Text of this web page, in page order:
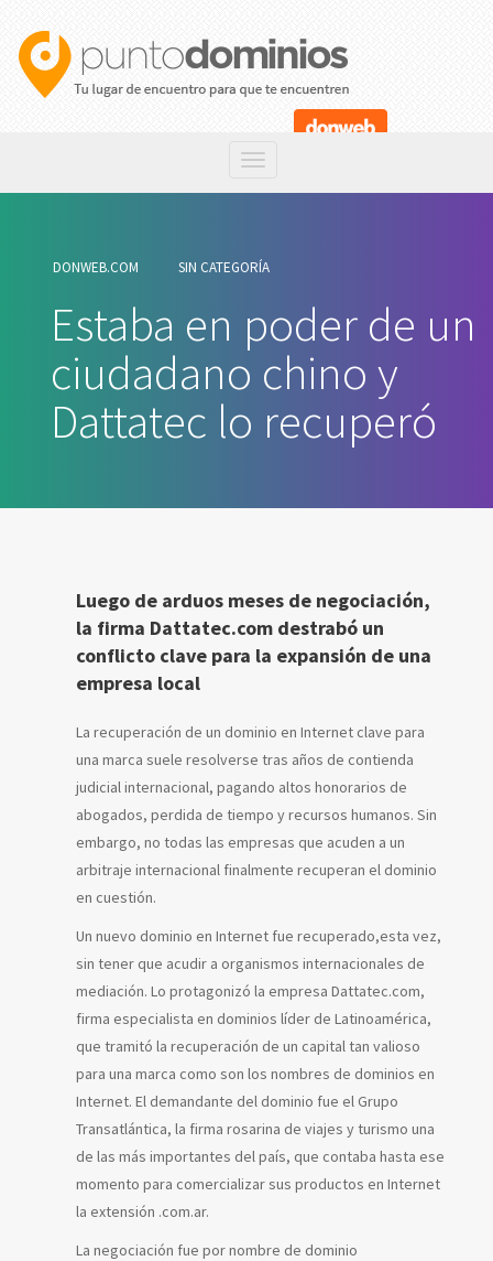
DONWEB.COM SIN CATEGORÍA
Estaba en poder de un
ciudadano chino y
Dattatec lo recuperó
Luego de arduos meses de negociación,
la firma Dattatec.com destrabó un
conflicto clave para la expansión de una
empresa local
La recuperación de un dominio en Internet clave para
una marca suele resolverse tras años de contienda
judicial internacional, pagando altos honorarios de
abogados, perdida de tiempo y recursos humanos. Sin
embargo, no todas las empresas que acuden a un
arbitraje internacional finalmente recuperan el dominio
en cuestión.
Un nuevo dominio en Internet fue recuperado,esta vez,
sin tener que acudir a organismos internacionales de
mediación. Lo protagonizó la empresa Dattatec.com,
firma especialista en dominios líder de Latinoamérica,
que tramitó la recuperación de un capital tan valioso
para una marca como son los nombres de dominios en
Internet. El demandante del dominio fue el Grupo
Transatlántica, la firma rosarina de viajes y turismo una
de las más importantes del país, que contaba hasta ese
momento para comercializar sus productos en Internet
la extensión .com.ar.
La negociación fue por nombre de dominio